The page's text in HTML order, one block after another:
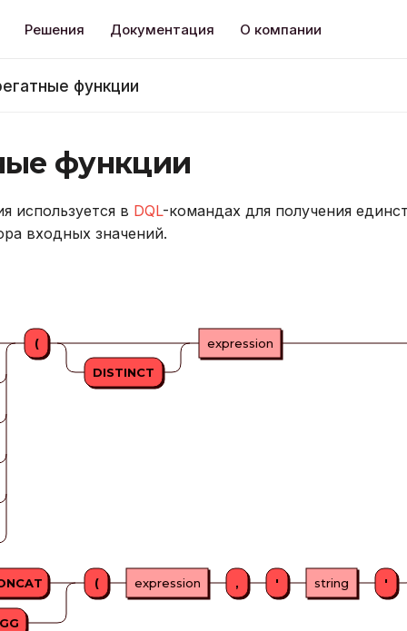
Решения Документация О компании
функции
функции
используется в DQL-командах для получения
входных значений.
(
DISTINCT
expression
( expression , ' string '